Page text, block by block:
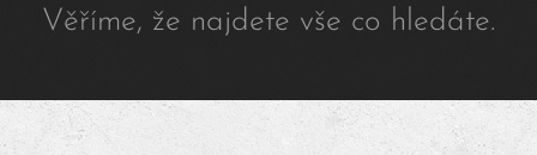
Věříme, že najdete vše co hledáte.